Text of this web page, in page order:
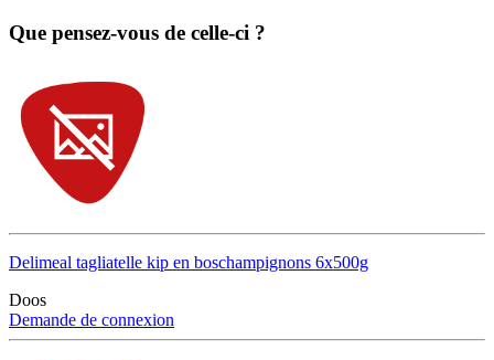
Que pensez-vous de celle-ci ?
Delimeal tagliatelle kip en boschampignons 6x500g
Doos
Demande de connexion